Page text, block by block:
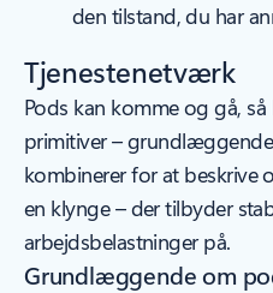
den tilstand, du har
Tjenestenetværk
Pods kan komme og gå,
primitiver –
kombinerer for at beskrive
en klynge – der tilbyder
arbejdsbelastninger på.
Grundlæggende om